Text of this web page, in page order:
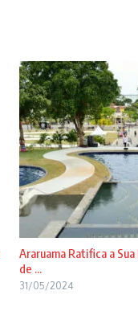
Araruama Ratifica a
de ...
31/05/2024